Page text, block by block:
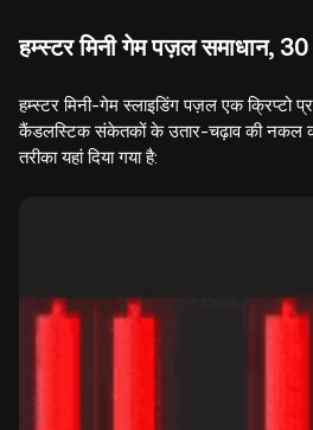
हम्स्टर मिनी गेम पज़ल समाधान,
हम्स्टर मिनी-गेम स्लाइडिंग पज़ल एक क्रिप्टो
कैंडलस्टिक संकेतकों के उतार-चढ़ाव की नकल
तरीका यहां दिया गया है: